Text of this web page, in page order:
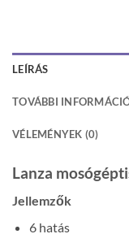
LEÍRÁS
TOVÁBBI
VÉLEMÉNYEK (0)
Lanza
Jellemzők
6 hatás